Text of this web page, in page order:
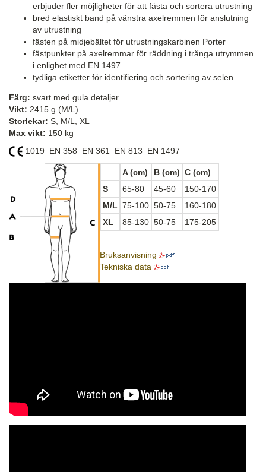
erbjuder fler möjligheter för att fästa och sortera utrustning
bred elastiskt band på vänstra axelremmen för anslutning
av utrustning
fästen på midjebältet för utrustningskarbinen Porter
fästpunkter på axelremmar för räddning i trånga utrymmen
i enlighet med EN 1497
tydliga etiketter för identifiering och sortering av selen
Färg: svart med gula detaljer
Vikt: 2415 g (M/L)
Storlekar: S, M/L, XL
Max vikt: 150 kg
1019 EN 358 EN 361 EN 813 EN 1497
A (cm) B (cm) C (cm)
S
65-80 45-60
150-170
M/L 75-100 50-75
160-180
XL
85-130 50-75 175-205
Bruksanvisning
Tekniska data